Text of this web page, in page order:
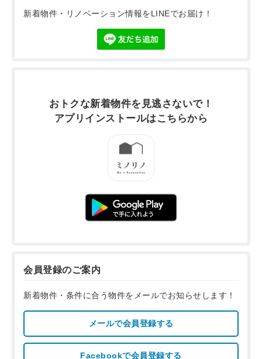
新着物件・リノベーション情報をLINEでお届け！
おトクな新着物件を 見逃さないで！
アプリインストールはこちらから
会員登録のご案内
新着物件・条件に合う物件をメールでお知らせします！
メールで会員登録する
Facebookで会員登録する